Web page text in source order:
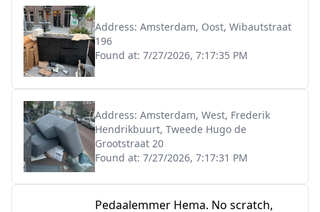
Address: Amsterdam, Oost, Wibautstraat
196
Found at: 7/27/2026, 7:17:35 PM
Address: Amsterdam, West, Frederik
Hendrikbuurt, Tweede Hugo de
Grootstraat 20
Found at: 7/27/2026, 7:17:31 PM
Pedaalemmer Hema. No scratch,